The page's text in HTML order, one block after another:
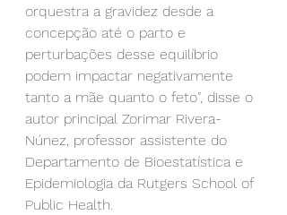
orquestra a gravidez desde a
concepção até o parto e
perturbações desse equilíbrio
podem impactar negativamente
tanto a mãe quanto o feto", disse o
autor principal Zorimar Rivera-
Núnez, professor assistente do
Departamento de Bioestatística e
Epidemiologia da Rutgers School of
Public Health.